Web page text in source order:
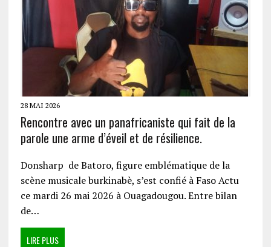
28 MAI 2026
Rencontre avec un panafricaniste qui fait de la
parole une arme d’éveil et de résilience.
Donsharp de Batoro, figure emblématique de la
scène musicale burkinabè, s’est confié à Faso Actu
ce mardi 26 mai 2026 à Ouagadougou. Entre bilan
de…
LIRE PLUS